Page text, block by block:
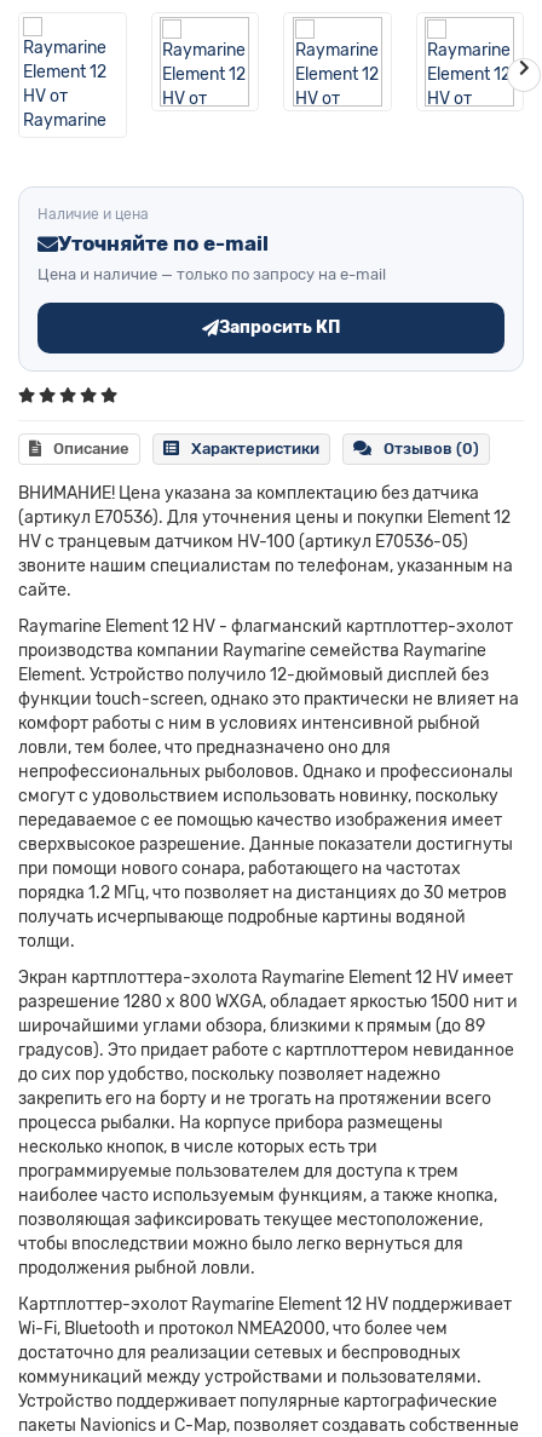
Наличие и цена
Уточняйте по e-mail
Цена и наличие — только по запросу на e-mail
Запросить КП
Описание Характеристики Отзывов (0)
ВНИМАНИЕ! Цена указана за комплектацию без датчика
(артикул E70536). Для уточнения цены и покупки Element 12
HV с транцевым датчиком HV-100 (артикул E70536-05)
звоните нашим специалистам по телефонам, указанным на
сайте.
Raymarine Element 12 HV - флагманский картплоттер-эхолот
производства компании Raymarine семейства Raymarine
Element. Устройство получило 12-дюймовый дисплей без
функции touch-screen, однако это практически не влияет на
комфорт работы с ним в условиях интенсивной рыбной
ловли, тем более, что предназначено оно для
непрофессиональных рыболовов. Однако и профессионалы
смогут с удовольствием использовать новинку, поскольку
передаваемое с ее помощью качество изображения имеет
сверхвысокое разрешение. Данные показатели достигнуты
при помощи нового сонара, работающего на частотах
порядка 1.2 МГц, что позволяет на дистанциях до 30 метров
получать исчерпывающе подробные картины водяной
толщи.
Экран картплоттера-эхолота Raymarine Element 12 HV имеет
разрешение 1280 х 800 WXGA, обладает яркостью 1500 нит и
широчайшими углами обзора, близкими к прямым (до 89
градусов). Это придает работе с картплоттером невиданное
до сих пор удобство, поскольку позволяет надежно
закрепить его на борту и не трогать на протяжении всего
процесса рыбалки. На корпусе прибора размещены
несколько кнопок, в числе которых есть три
программируемые пользователем для доступа к трем
наиболее часто используемым функциям, а также кнопка,
позволяющая зафиксировать текущее местоположение,
чтобы впоследствии можно было легко вернуться для
продолжения рыбной ловли.
Картплоттер-эхолот Raymarine Element 12 HV поддерживает
Wi-Fi, Bluetooth и протокол NMEA2000, что более чем
достаточно для реализации сетевых и беспроводных
коммуникаций между устройствами и пользователями.
Устройство поддерживает популярные картографические
пакеты Navionics и C-Map, позволяет создавать собственные